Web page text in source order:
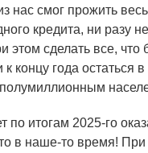
нас смог прожить
кредита, ни разу
этом сделать все, что
концу года остаться
по итогам 2025-го
в наше-то время! При